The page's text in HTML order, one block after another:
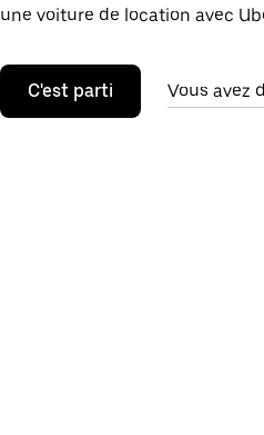
une voiture de location avec
C'est parti Vous avez